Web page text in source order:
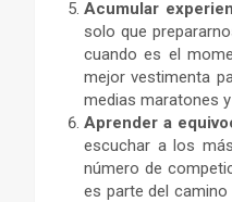
Acumular
solo que
cuando es el
mejor vestimenta
medias maratones
Aprender a
escuchar a los
número de
es parte del